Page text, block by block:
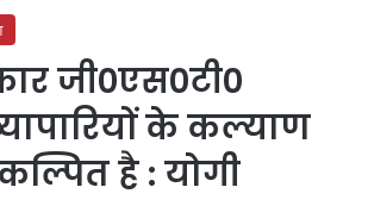
जी0एस0टी0
के कल्याण
है : योगी